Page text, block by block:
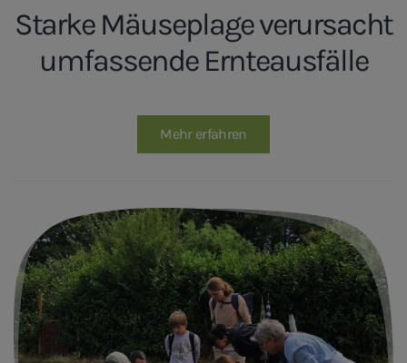
Starke Mäuseplage verursacht
umfassende Ernteausfälle
Mehr erfahren